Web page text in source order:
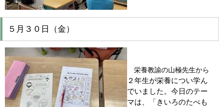
５月３０日（金）
栄養教諭の山極先生から
２年生が栄養につい学ん
でいました。今日のテー
マは、「きいろのたべも